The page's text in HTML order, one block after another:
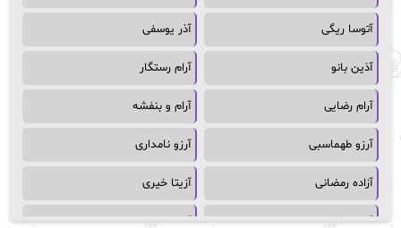
آتوسا ریگی آذر یوسفی
آذین بانو آرام رستگار
آرام رضایی آرام و بنفشه
آرزو طهماسبی آرزو نامداری
آزاده رمضانی آزیتا خیری
آسمان64 آسمان۶۵